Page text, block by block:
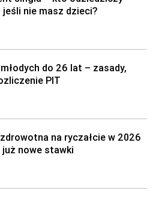
jeśli nie masz dzieci?
do 26 lat – zasady,
PIT
zdrowotna na ryczałcie w 2026
już nowe stawki